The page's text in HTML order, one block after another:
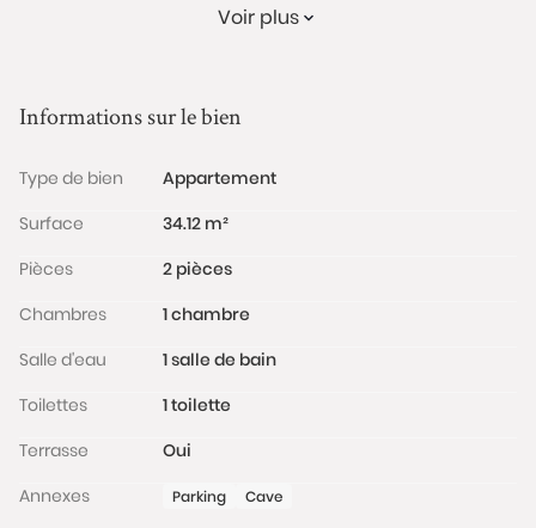
www.georisques.gouv.fr
Voir plus
Informations sur le bien
Type de bien
Appartement
Surface
34.12 m²
Pièces
2 pièces
Chambres
1 chambre
Salle d'eau
1 salle de bain
Toilettes
1 toilette
Terrasse
Oui
Annexes
Parking Cave